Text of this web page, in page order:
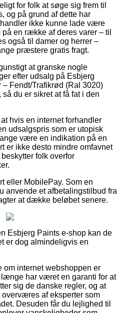
for folk at søge sig frem til
og på grund af dette har
ikke kunne lade være
en række af deres varer – til
også til damer og herrer –
præstere gratis fragt.
at granske nogle
efter udsalg på Esbjerg
Fendt/Trafikrød (Ral 3020)
du er sikret at få fat i den
hvis en internet forhandler
udsalgspris som er utopisk
være en indikation på en
er ikke desto mindre omfavnet
folk overfor
eller MobilePay. Som en
anvende et afbetalingstilbud fra
at dække beløbet senere.
Esbjerg Paints e-shop kan de
er dog almindeligvis en
om internet webshoppen er
har været en garanti for at
sig de danske regler, og at
af eksperter som
Desuden får du lejlighed til